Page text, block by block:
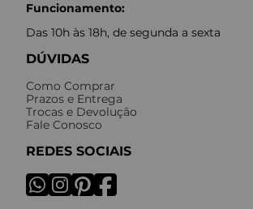
Funcionamento:
Das 10h às 18h, de segunda a sexta
DÚVIDAS
Como Comprar
Prazos e Entrega
Trocas e Devolução
Fale Conosco
REDES SOCIAIS